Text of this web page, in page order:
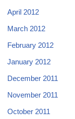
April 2012
March 2012
February 2012
January 2012
December 2011
November 2011
October 2011